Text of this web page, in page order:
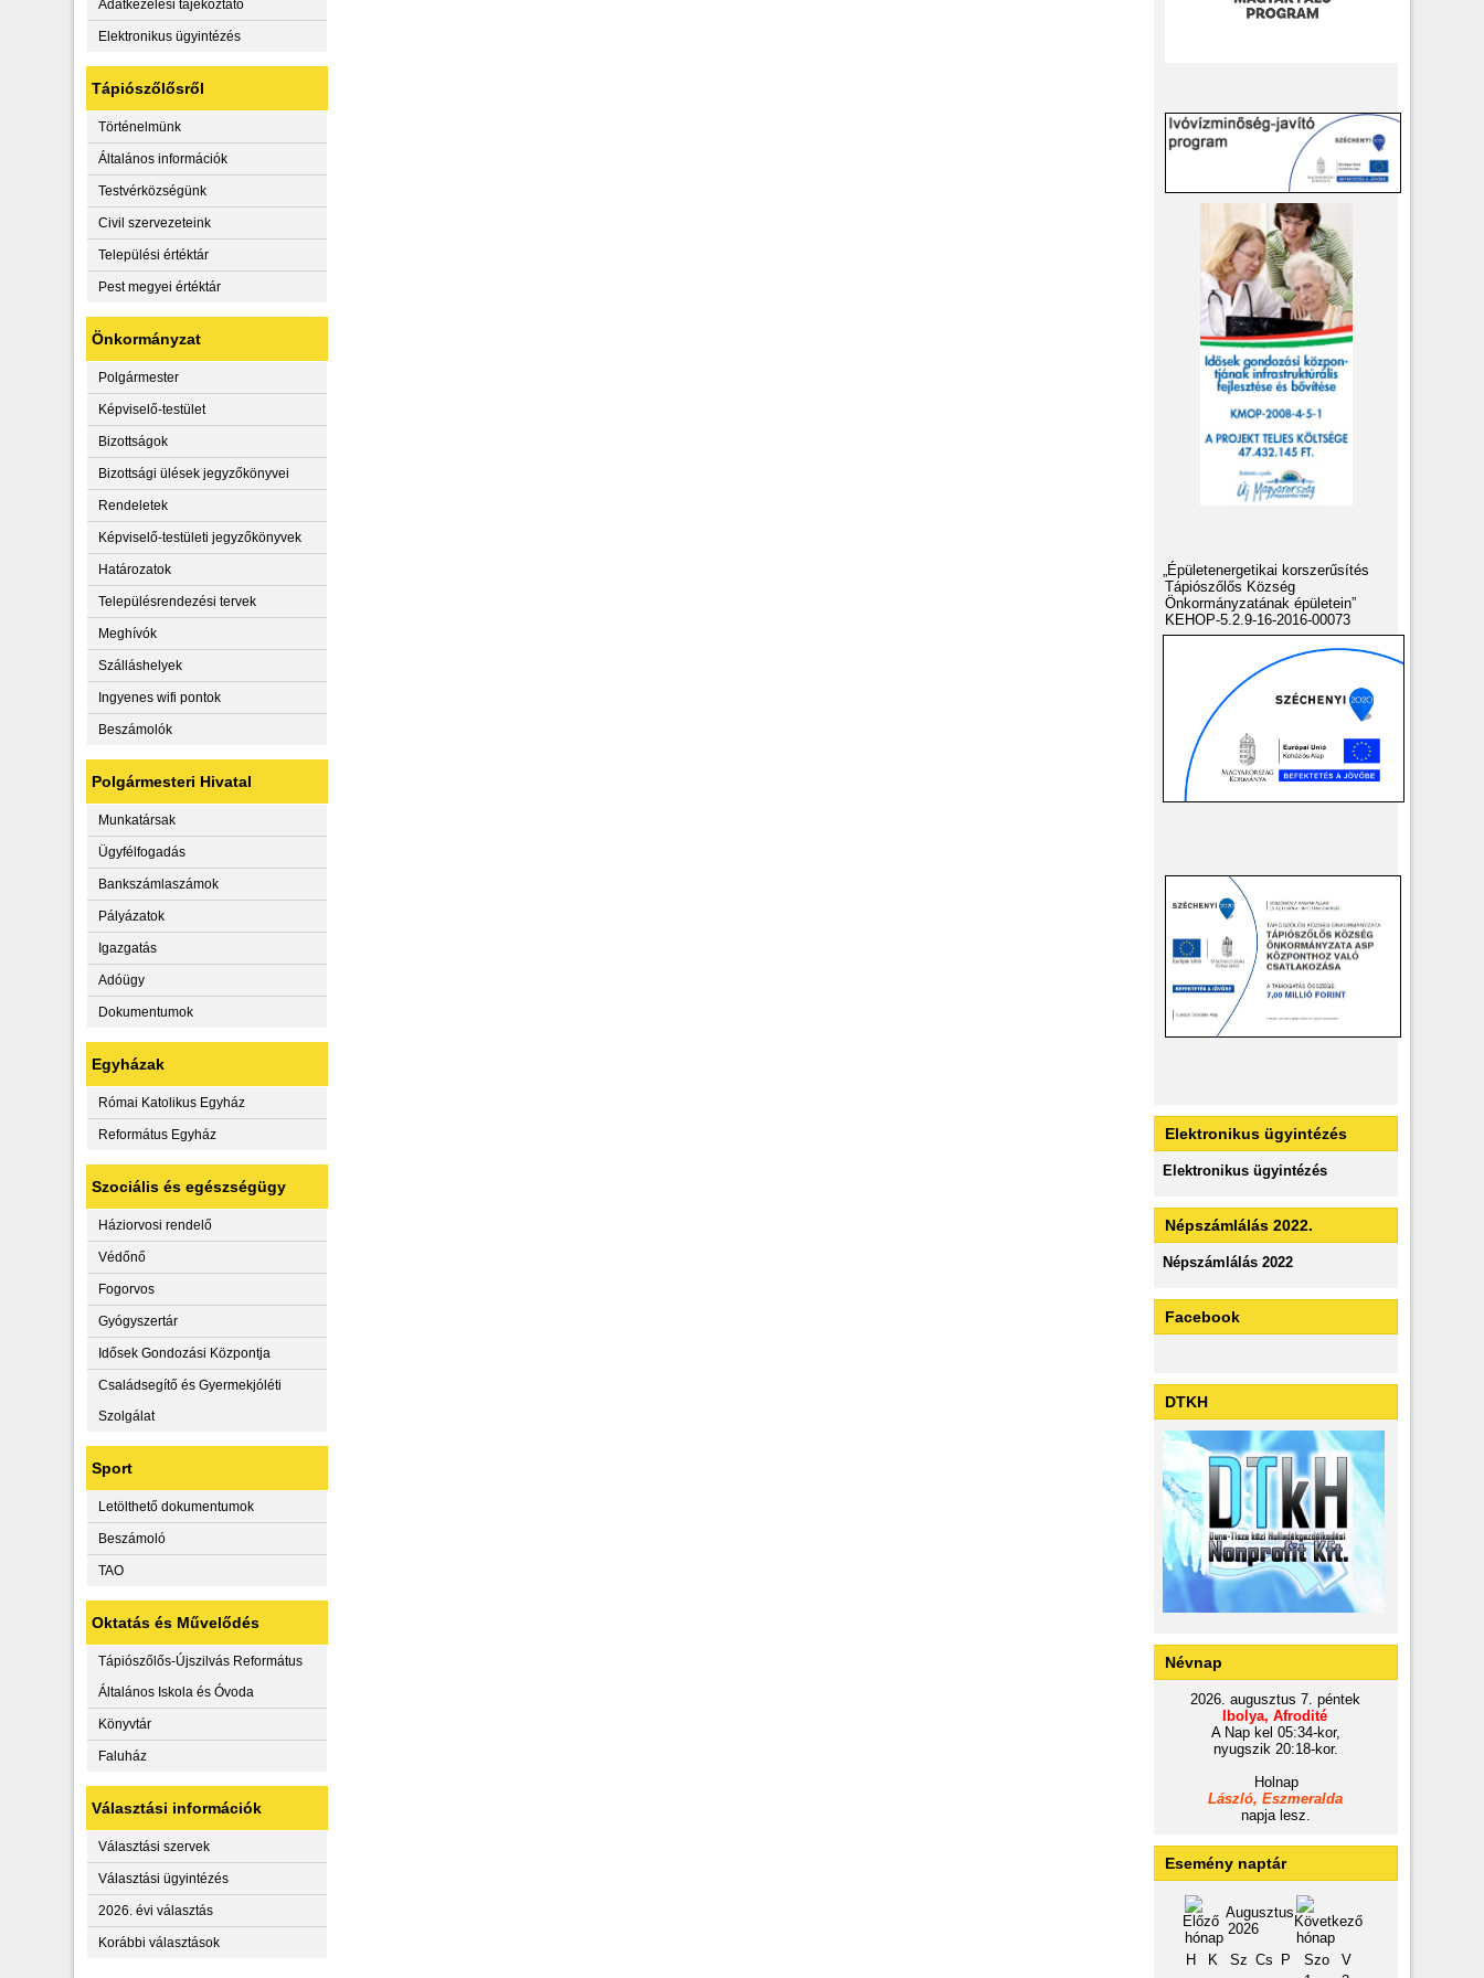
Adatkezelési tájékoztató
Elektronikus ügyintézés
Tápiószőlősről
Történelmünk
Általános információk
Testvérközségünk
Civil szervezeteink
Települési értéktár
Pest megyei értéktár
Önkormányzat
Polgármester
Képviselő-testület
Bizottságok
Bizottsági ülések jegyzőkönyvei
Rendeletek
Képviselő-testületi jegyzőkönyvek
Határozatok
Településrendezési tervek
Meghívók
Szálláshelyek
Ingyenes wifi pontok
Beszámolók
Polgármesteri Hivatal
Munkatársak
Ügyfélfogadás
Bankszámlaszámok
Pályázatok
Igazgatás
Adóügy
Dokumentumok
Egyházak
Római Katolikus Egyház
Református Egyház
Szociális és egészségügy
Háziorvosi rendelő
Védőnő
Fogorvos
Gyógyszertár
Idősek Gondozási Központja
Családsegítő és Gyermekjóléti
Szolgálat
Sport
Letölthető dokumentumok
Beszámoló
TAO
Oktatás és Művelődés
Tápiószőlős-Újszilvás Református
Általános Iskola és Óvoda
Könyvtár
Faluház
Választási információk
Választási szervek
Választási ügyintézés
2026. évi választás
Korábbi választások
„Épületenergetikai korszerűsítés
Tápiószőlős Község
Önkormányzatának épületein”
KEHOP-5.2.9-16-2016-00073
Elektronikus ügyintézés
Elektronikus ügyintézés
Népszámlálás 2022.
Népszámlálás 2022
Facebook
DTKH
Névnap
2026. augusztus 7. péntek
Ibolya, Afrodité
A Nap kel 05:34-kor,
nyugszik 20:18-kor.
Holnap
László, Eszmeralda
napja lesz.
Esemény naptár
Augusztus
2026
H
K Sz Cs P Szo
V